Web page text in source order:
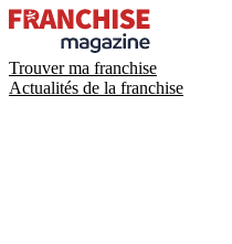
Trouver ma franchise
Actualités de la franchise